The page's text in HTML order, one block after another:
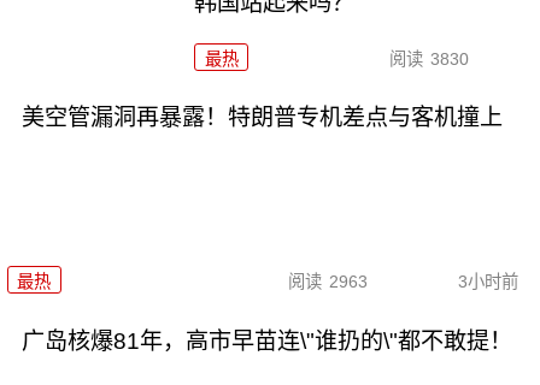
最热 阅读 3830
美空管漏洞再暴露！特朗普专机差点与客机撞上
最热 阅读 2963 3小时前
广岛核爆81年，高市早苗连\"谁扔的\"都不敢提！